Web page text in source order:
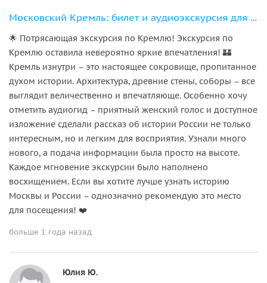
Московский Кремль: билет и аудиоэкскурсия для детей и взрослых
🌟 Потрясающая экскурсия по Кремлю! Экскурсия по
Кремлю оставила невероятно яркие впечатления! 🏰
Кремль изнутри – это настоящее сокровище, пропитанное
духом истории. Архитектура, древние стены, соборы – все
выглядит величественно и впечатляюще. Особенно хочу
отметить аудиогид – приятный женский голос и доступное
изложение сделали рассказ об истории России не только
интересным, но и легким для восприятия. Узнали много
нового, а подача информации была просто на высоте.
Каждое мгновение экскурсии было наполнено
восхищением. Если вы хотите лучше узнать историю
Москвы и России – однозначно рекомендую это место
для посещения! ❤️
больше 1 года назад
Юлия Ю.